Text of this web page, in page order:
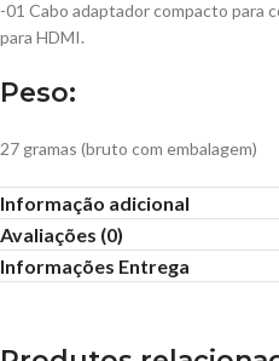
-01 Cabo adaptador compacto para
para HDMI.
Peso:
27 gramas (bruto com embalagem)
Informação adicional
Avaliações (0)
Informações Entrega